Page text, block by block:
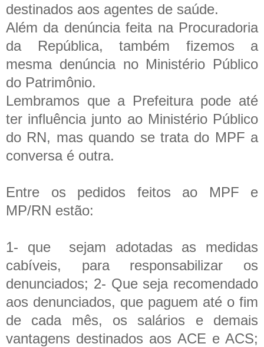
destinados aos agentes de saúde.
Além da denúncia feita na Procuradoria
da República, também fizemos a
mesma denúncia no Ministério Público
do Patrimônio.
Lembramos que a Prefeitura pode até
ter influência junto ao Ministério Público
do RN, mas quando se trata do MPF a
conversa é outra.
Entre os pedidos feitos ao MPF e
MP/RN estão:
1- que sejam adotadas as medidas
cabíveis, para responsabilizar os
denunciados; 2- Que seja recomendado
aos denunciados, que paguem até o fim
de cada mês, os salários e demais
vantagens destinados aos ACE e ACS;